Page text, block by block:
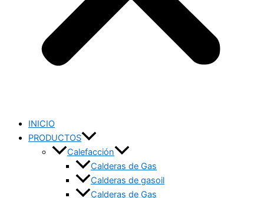
INICIO
PRODUCTOS
Calefacción
Calderas de Gas
Calderas de gasoil
Calderas de Gas